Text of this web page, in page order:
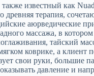
известный как
древняя терапия,
аюрведические
массажа, в
тайский
коврике, а клиент
свои руки, большие
давление и